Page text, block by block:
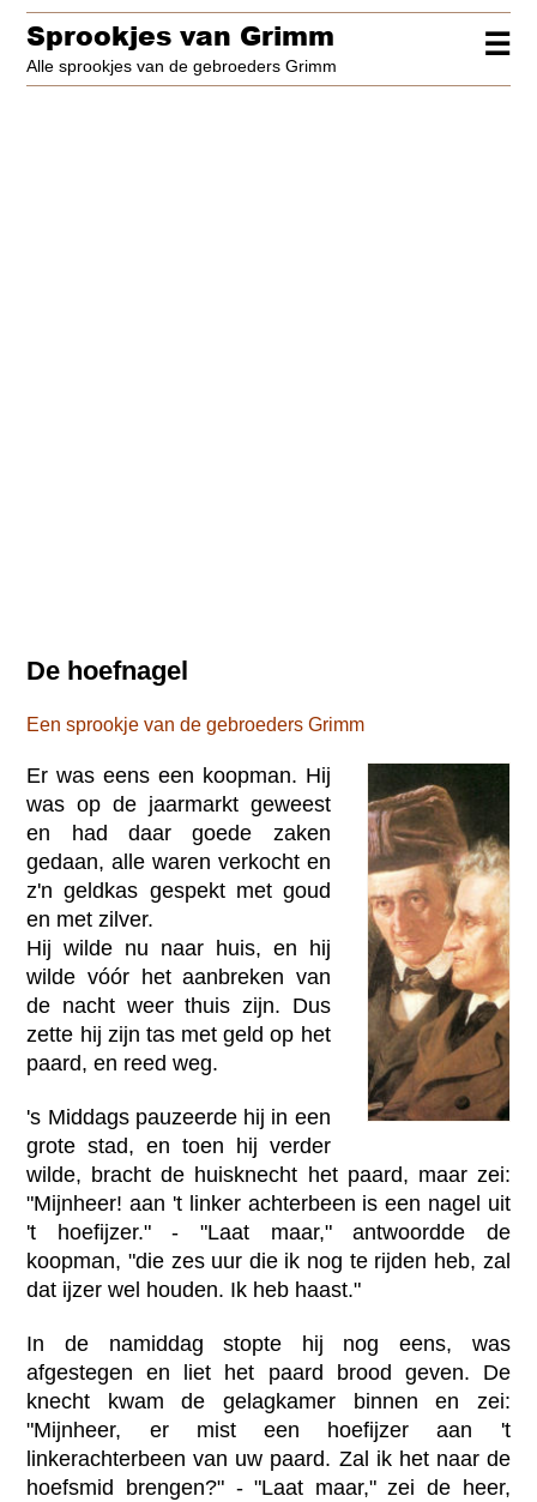
☰
Sprookjes van Grimm
Alle sprookjes van de gebroeders Grimm
De hoefnagel
Een sprookje van de gebroeders Grimm
Er was eens een koopman. Hij
was op de jaarmarkt geweest
en had daar goede zaken
gedaan, alle waren verkocht en
z'n geldkas gespekt met goud
en met zilver.
Hij wilde nu naar huis, en hij
wilde vóór het aanbreken van
de nacht weer thuis zijn. Dus
zette hij zijn tas met geld op het
paard, en reed weg.
's Middags pauzeerde hij in een
grote stad, en toen hij verder
wilde, bracht de huisknecht het paard, maar zei:
"Mijnheer! aan 't linker achterbeen is een nagel uit
't hoefijzer." - "Laat maar," antwoordde de
koopman, "die zes uur die ik nog te rijden heb, zal
dat ijzer wel houden. Ik heb haast."
In de namiddag stopte hij nog eens, was
afgestegen en liet het paard brood geven. De
knecht kwam de gelagkamer binnen en zei:
"Mijnheer, er mist een hoefijzer aan 't
linkerachterbeen van uw paard. Zal ik het naar de
hoefsmid brengen?" - "Laat maar," zei de heer,